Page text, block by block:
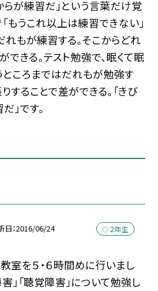
らが練習だ」という言葉だけ覚
もうこれ以上は練習できない」
れもが練習する。そこからどれ
きる。テスト勉強で、眠くて眠
ところまではだれもが勉強す
することで差ができる。「きび
」です。
日 2016/06/24 ◇２年生
室を５・６時間めに行いまし
害」「聴覚障害」について勉強し